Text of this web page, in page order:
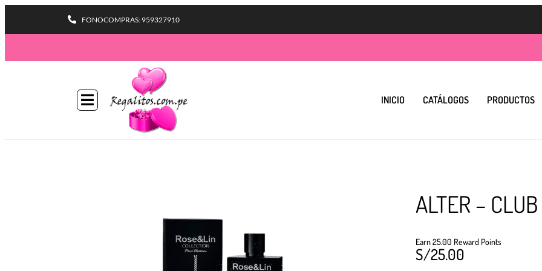
FONOCOMPRAS: 959327910
INICIO CATÁLOGOS PRODUCTOS
ALTER –
Earn 25.00 Reward Points
S/25.00